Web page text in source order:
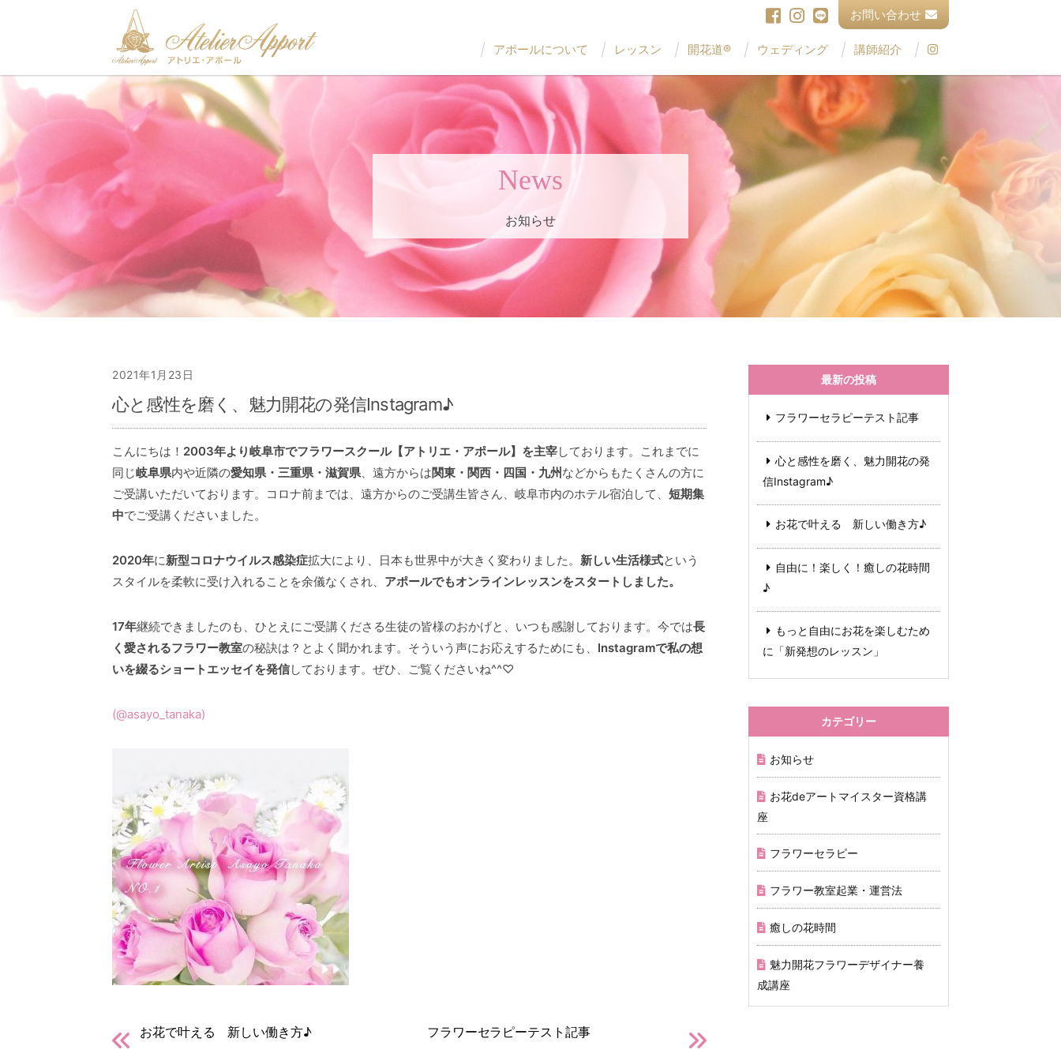
お問い合わせ
アポールについて レッスン 開花道® ウェディング 講師紹介
News
お知らせ
2021年1月23日
心と感性を磨く、魅力開花の発信Instagram♪
こんにちは！ 2003年より岐阜市でフラワースクール【アトリエ・アポール】を主宰しております。これまでに
同じ岐阜県内や近隣の愛知県・三重県・滋賀県、遠方からは関東・関西・四国・九州 などからもたくさんの方に
ご受講いただいております。コロナ前までは、遠方からのご受講生皆さん、岐阜市内のホテル宿泊して、 短期集
中でご受講くださいました。
2020年に新型コロナウイルス感染症拡大により、日本も世界中が大きく変わりました。 新しい生活様式という
スタイルを柔軟に受け入れることを余儀なくされ、 アポールでもオンラインレッスンをスタートしました。
17年継続できましたのも、ひとえにご受講くださる生徒の皆様のおかげと、いつも感謝しております。今では長
く愛されるフラワー教室の秘訣は？とよく聞かれます。そういう声にお応えするためにも、 Instagramで私の想
いを綴るショートエッセイを発信しております。ぜひ、ご覧くださいね^^♡
(@asayo_tanaka)
お花で叶える 新しい働き方♪ フラワーセラピーテスト記事
最新の投稿
フラワーセラピーテスト記事
心と感性を磨く、魅力開花の発
信Instagram♪
お花で叶える 新しい働き方♪
自由に！楽しく！癒しの花時間
♪
もっと自由にお花を楽しむため
に「新発想のレッスン」
カテゴリー
お知らせ
お花deアートマイスター資格講
座
フラワーセラピー
フラワー教室起業・運営法
癒しの花時間
魅力開花フラワーデザイナー養
成講座